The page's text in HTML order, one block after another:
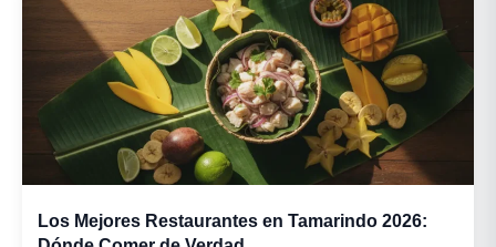
Los Mejores Restaurantes en Tamarindo 2026: